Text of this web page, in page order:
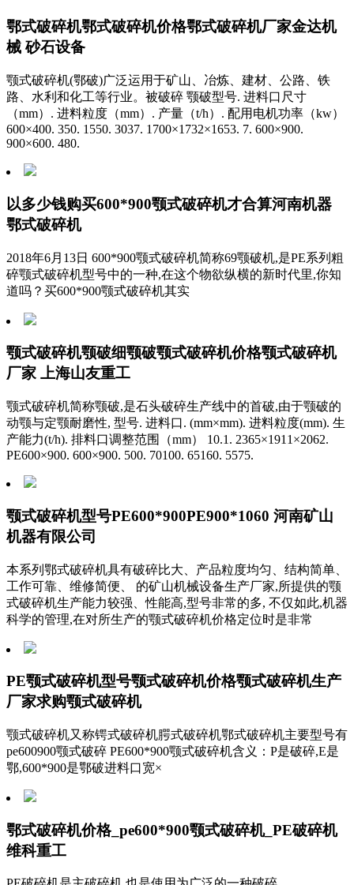
鄂式破碎机鄂式破碎机价格鄂式破碎机厂家金达机
械 砂石设备
颚式破碎机(鄂破)广泛运用于矿山、冶炼、建材、公路、铁
路、水利和化工等行业。被破碎 颚破型号. 进料口尺寸
（mm）. 进料粒度（mm）. 产量（t/h）. 配用电机功率（kw）
600×400. 350. 1550. 3037. 1700×1732×1653. 7. 600×900.
900×600. 480.
以多少钱购买600*900颚式破碎机才合算河南机器
鄂式破碎机
2018年6月13日 600*900颚式破碎机简称69颚破机,是PE系列粗
碎颚式破碎机型号中的一种,在这个物欲纵横的新时代里,你知
道吗？买600*900颚式破碎机其实
颚式破碎机颚破细颚破颚式破碎机价格颚式破碎机
厂家 上海山友重工
颚式破碎机简称颚破,是石头破碎生产线中的首破,由于颚破的
动颚与定颚耐磨性, 型号. 进料口. (mm×mm). 进料粒度(mm). 生
产能力(t/h). 排料口调整范围（mm） 10.1. 2365×1911×2062.
PE600×900. 600×900. 500. 70100. 65160. 5575.
颚式破碎机型号PE600*900PE900*1060 河南矿山
机器有限公司
本系列鄂式破碎机具有破碎比大、产品粒度均匀、结构简单、
工作可靠、维修简便、 的矿山机械设备生产厂家,所提供的颚
式破碎机生产能力较强、性能高,型号非常的多, 不仅如此,机器
科学的管理,在对所生产的颚式破碎机价格定位时是非常
PE颚式破碎机型号颚式破碎机价格颚式破碎机生产
厂家求购颚式破碎机
颚式破碎机又称锷式破碎机腭式破碎机鄂式破碎机主要型号有
pe600900颚式破碎 PE600*900颚式破碎机含义：P是破碎,E是
鄂,600*900是鄂破进料口宽×
鄂式破碎机价格_pe600*900颚式破碎机_PE破碎机
维科重工